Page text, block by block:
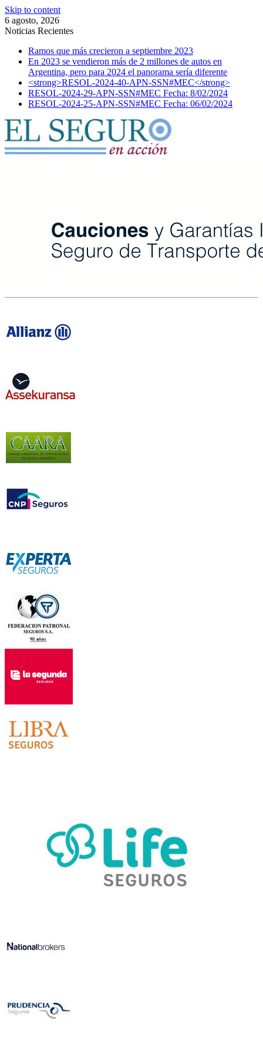
Skip to content
6 agosto, 2026
Noticias Recientes
Ramos que más crecieron a septiembre 2023
En 2023 se vendieron más de 2 millones de autos en
Argentina, pero para 2024 el panorama sería diferente
<strong>RESOL-2024-40-APN-SSN#MEC</strong>
RESOL-2024-29-APN-SSN#MEC Fecha: 8/02/2024
RESOL-2024-25-APN-SSN#MEC Fecha: 06/02/2024